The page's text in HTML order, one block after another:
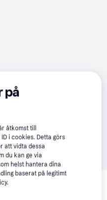
som kanske skulle
på
åtkomst till
i cookies. Detta görs
att vidta dessa
du kan ge via
helst hantera dina
baserat på legitimt